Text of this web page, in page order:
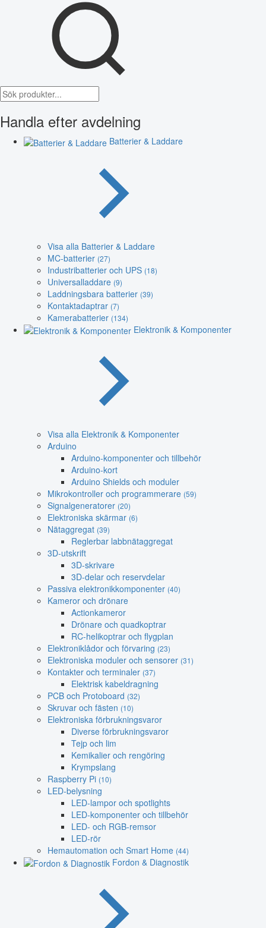
Handla efter avdelning
Batterier & Laddare
Visa alla Batterier & Laddare
MC-batterier (27)
Industribatterier och UPS (18)
Universalladdare (9)
Laddningsbara batterier (39)
Kontaktadaptrar (7)
Kamerabatterier (134)
Elektronik & Komponenter
Visa alla Elektronik & Komponenter
Arduino
Arduino-komponenter och tillbehör
Arduino-kort
Arduino Shields och moduler
Mikrokontroller och programmerare (59)
Signalgeneratorer (20)
Elektroniska skärmar (6)
Nätaggregat (39)
Reglerbar labbnätaggregat
3D-utskrift
3D-skrivare
3D-delar och reservdelar
Passiva elektronikkomponenter (40)
Kameror och drönare
Actionkameror
Drönare och quadkoptrar
RC-helikoptrar och flygplan
Elektroniklådor och förvaring (23)
Elektroniska moduler och sensorer (31)
Kontakter och terminaler (37)
Elektrisk kabeldragning
PCB och Protoboard (32)
Skruvar och fästen (10)
Elektroniska förbrukningsvaror
Diverse förbrukningsvaror
Tejp och lim
Kemikalier och rengöring
Krympslang
Raspberry Pi (10)
LED-belysning
LED-lampor och spotlights
LED-komponenter och tillbehör
LED- och RGB-remsor
LED-rör
Hemautomation och Smart Home (44)
Fordon & Diagnostik